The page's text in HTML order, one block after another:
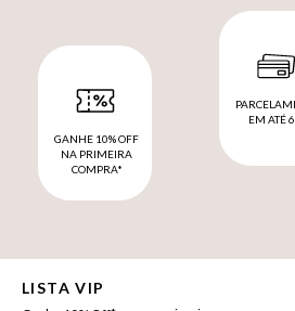
GANHE 10% OFF
NA PRIMEIRA
COMPRA*
EM ATÉ
LISTA VIP